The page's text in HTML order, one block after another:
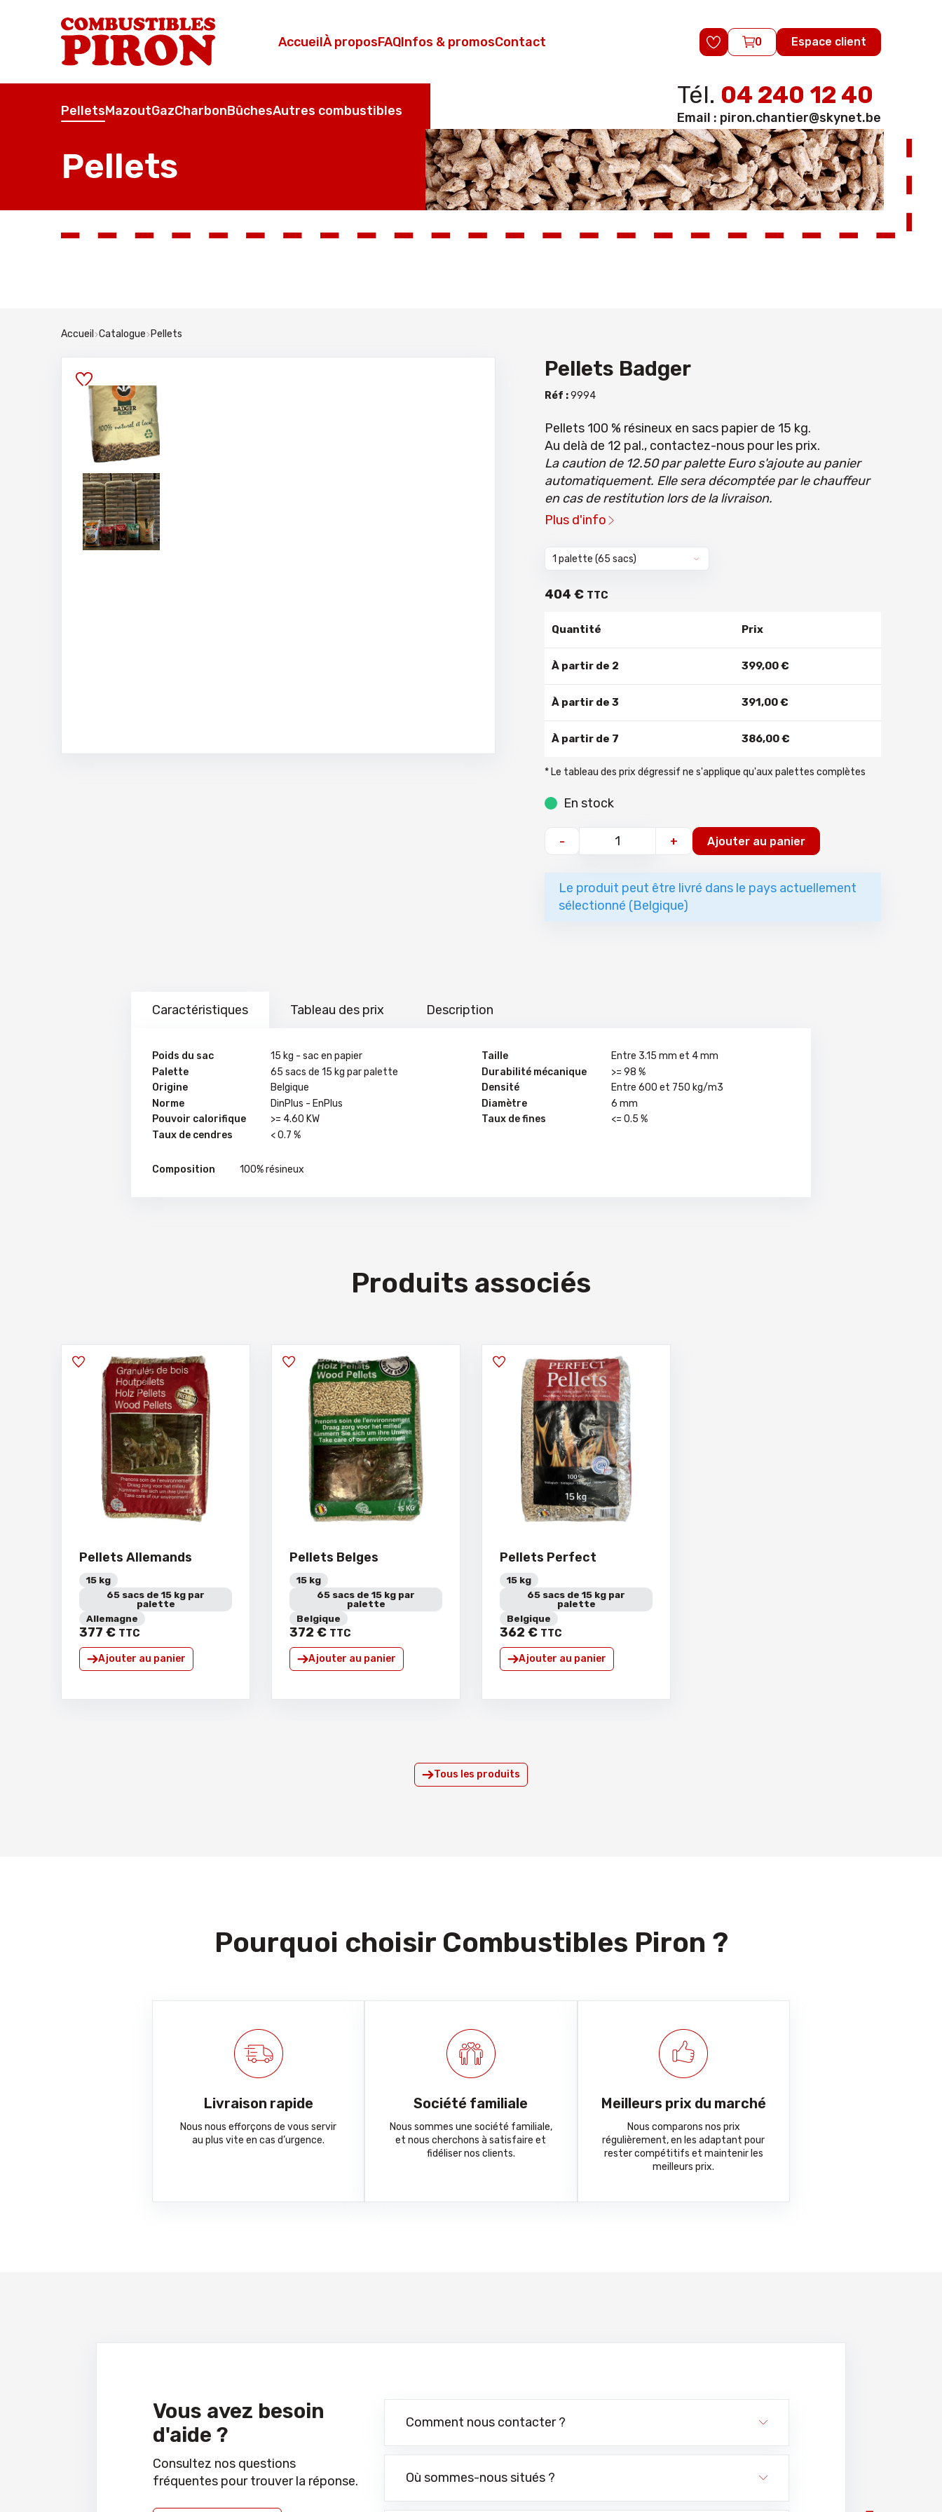
AccueilÀ proposFAQInfos & promosContact 0 Espace client
PelletsMazoutGazCharbonBûchesAutres combustibles
Pellets
Tél. 04 240 12 40
Email : piron.chantier@skynet.be
Accueil Catalogue Pellets
Pellets Badger
Réf :9994
Pellets 100 % résineux en sacs papier de 15 kg.
Au delà de 12 pal., contactez-nous pour les prix.
La caution de 12.50 par palette Euro s'ajoute au panier
automatiquement. Elle sera décomptée par le chauffeur
en cas de restitution lors de la livraison.
Plus d'info
404 € TTC
Quantité Prix
À partir de 2 399,00€
À partir de 3 391,00€
À partir de 7 386,00€
* Le tableau des prix dégressif ne s'applique qu'aux palettes complètes
En stock
- + Ajouter au panier
Le produit peut être livré dans le pays actuellement
sélectionné (Belgique)
Caractéristiques Tableau des prix Description
Poids du sac
15 kg - sac en papier
Palette
65 sacs de 15 kg par palette
Origine
Belgique
Norme
DinPlus - EnPlus
Pouvoir calorifique
>= 4.60 KW
Taux de cendres
< 0.7 %
Taille
Entre 3.15 mm et 4 mm
Durabilité mécanique
>= 98 %
Densité
Entre 600 et 750 kg/m3
Diamètre
6 mm
Taux de fines
<= 0.5 %
Composition 100% résineux
Produits associés
Pellets Allemands
15 kg
65 sacs de 15 kg par
palette
Allemagne
377 € TTC
Ajouter au panier
Pellets Belges
15 kg
65 sacs de 15 kg par
palette
Belgique
372 € TTC
Ajouter au panier
Pellets Perfect
15 kg
65 sacs de 15 kg par
palette
Belgique
362 € TTC
Ajouter au panier
Tous les produits
Pourquoi choisir Combustibles Piron ?
Livraison rapide
Nous nous efforçons de vous servir
au plus vite en cas d’urgence.
Société familiale
Nous sommes une société familiale,
et nous cherchons à satisfaire et
fidéliser nos clients.
Meilleurs prix du marché
Nous comparons nos prix
régulièrement, en les adaptant pour
rester compétitifs et maintenir les
meilleurs prix.
Vous avez besoin
d'aide ?
Consultez nos questions
fréquentes pour trouver la réponse.
Comment nous contacter ?
Où sommes-nous situés ?